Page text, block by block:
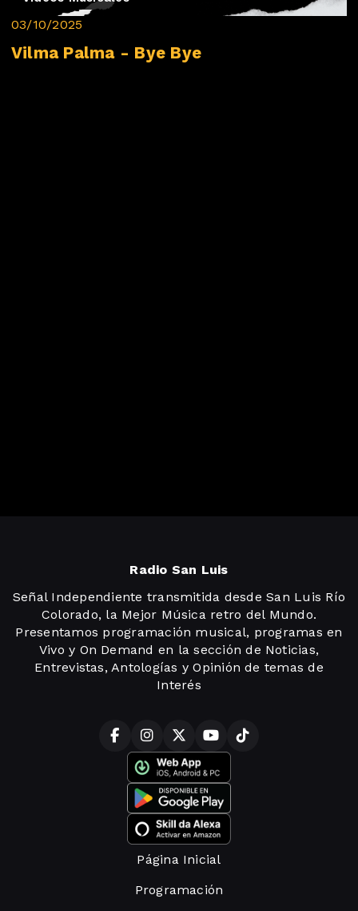
03/10/2025
Vilma Palma - Bye Bye
Radio San Luis
Señal Independiente transmitida desde San Luis Río
Colorado, la Mejor Música retro del Mundo.
Presentamos programación musical, programas en
Vivo y On Demand en la sección de Noticias,
Entrevistas, Antologías y Opinión de temas de
Interés
Página Inicial
Programación